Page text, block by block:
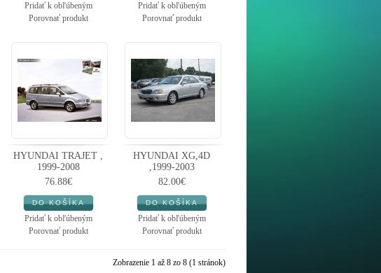
Pridať k obľúbeným
Porovnať produkt
Pridať k obľúbeným
Porovnať produkt
HYUNDAI TRAJET ,
1999-2008
76.88€
Pridať k obľúbeným
Porovnať produkt
HYUNDAI XG,4D
,1999-2003
82.00€
Pridať k obľúbeným
Porovnať produkt
Zobrazenie 1 až 8 zo 8 (1 stránok)